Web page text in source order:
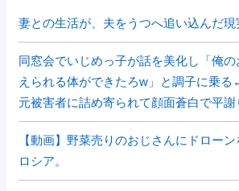
妻との生活が、夫をうつへ追い込んだ現
同窓会でいじめっ子が話を美化し「俺
えられる体ができたろw」と調子に乗
元被害者に詰め寄られて顔面蒼白で平謝
【動画】野菜売りのおじさんにドロー
ロシア。